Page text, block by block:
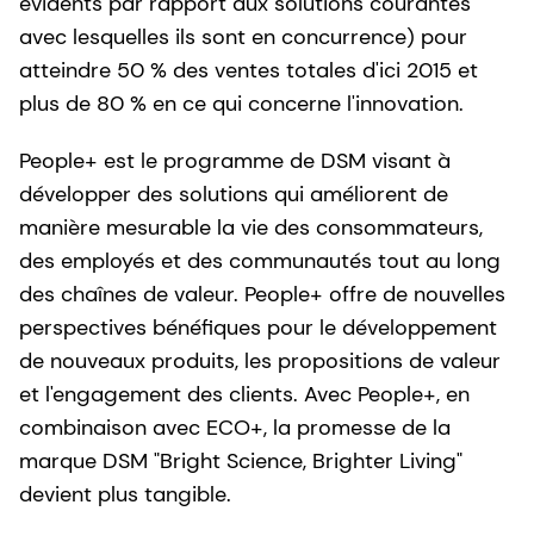
avec lesquelles ils sont en concurrence) pour
atteindre 50 % des ventes totales d'ici 2015 et
plus de 80 % en ce qui concerne l'innovation.
People+ est le programme de DSM visant à
développer des solutions qui améliorent de
manière mesurable la vie des consommateurs,
des employés et des communautés tout au long
des chaînes de valeur. People+ offre de nouvelles
perspectives bénéfiques pour le développement
de nouveaux produits, les propositions de valeur
et l'engagement des clients. Avec People+, en
combinaison avec ECO+, la promesse de la
marque DSM "Bright Science, Brighter Living"
devient plus tangible.